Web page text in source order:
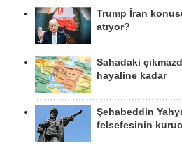
Trump İran
atıyor?
Sahadaki
hayaline kadar
Şehabeddin
felsefesinin